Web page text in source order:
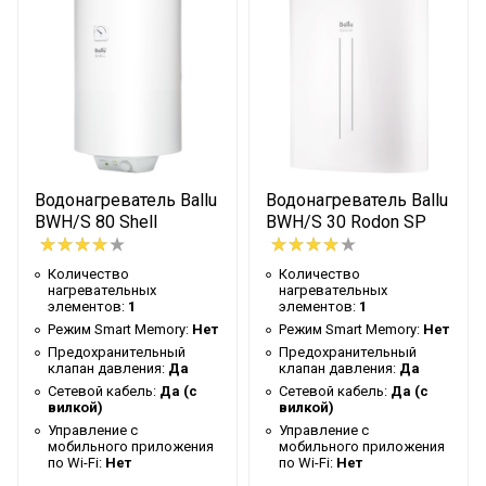
Предохранительный
клапан давления
по Wi-Fi
Система
самодиагностики
неисправности
Нет
Тип термостата
Механический
Инверторная технология
Нет
Вес товара с упаковкой
(брутто)
Демо режим
Нет
Форма корпуса
Круглая
Водонагреватель Ballu
BWH/S 80 Shell
Количество
нагревательных
элементов: 1
Режим Smart Memory: Нет
Предохранительный
клапан давления: Да
Сетевой кабель: Да (с
вилкой)
Управление c
мобильного приложения
по Wi-Fi: Нет
Водонагреватель Ballu
BWH/S 30 Rodon SP
Количество
нагревательных
элементов: 1
Режим Smart Memory: Нет
Предохранительный
клапан давления: Да
Сетевой кабель: Да (с
вилкой)
Управление c
мобильного приложения
по Wi-Fi: Нет